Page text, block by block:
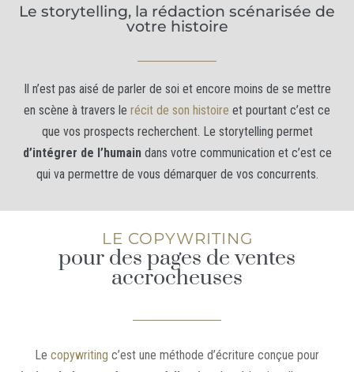
Le storytelling, la rédaction scénarisée de
votre histoire
Il n’est pas aisé de parler de soi et encore moins de se mettre
en scène à travers le récit de son histoire et pourtant c’est ce
que vos prospects recherchent. Le storytelling permet
d’intégrer de l’humain dans votre communication et c’est ce
qui va permettre de vous démarquer de vos concurrents.
LE COPYWRITING
pour des pages de ventes
accrocheuses
Le copywriting c’est une méthode d’écriture conçue pour